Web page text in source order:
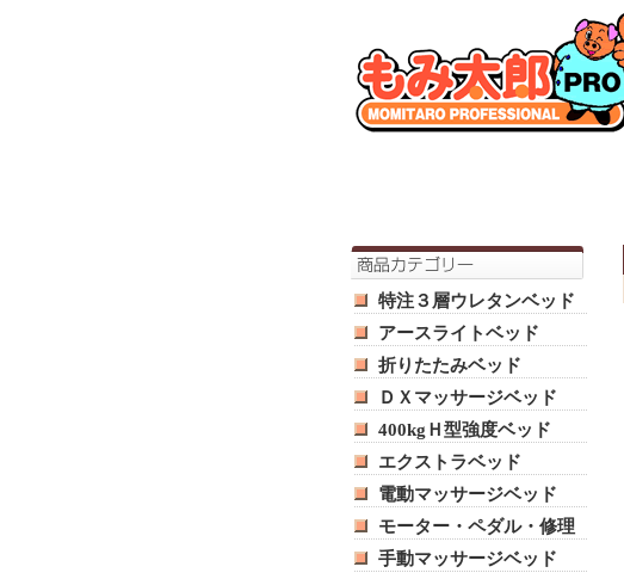
特注３層ウレタンベッド
アースライトベッド
折りたたみベッド
ＤＸマッサージベッド
400kgＨ型強度ベッド
エクストラベッド
電動マッサージベッド
モーター・ペダル・修理
手動マッサージベッド